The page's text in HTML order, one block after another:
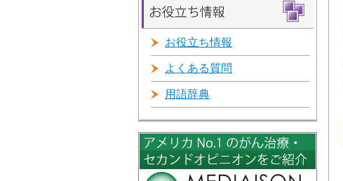
お役立ち情報
よくある質問
用語辞典